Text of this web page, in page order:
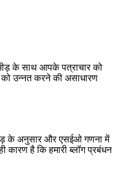
के साथ आपके पत्राचार को
उन्नत करने की असाधारण
के अनुसार और एसईओ गणना में
कारण है कि हमारी ब्लॉग प्रबंधन